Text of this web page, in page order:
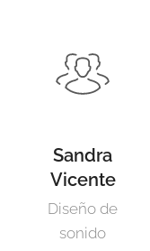
Sandra
Vicente
Diseño de
sonido